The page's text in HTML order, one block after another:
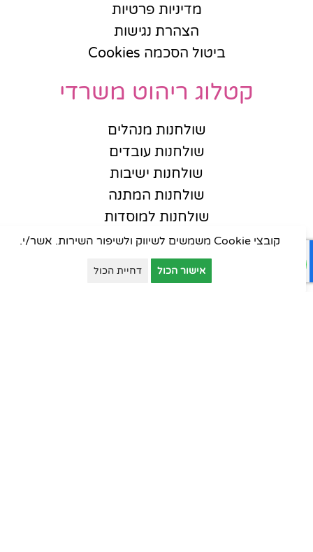
מדיניות פרטיות
הצהרת נגישות
ביטול הסכמה Cookies
קטלוג ריהוט משרדי
שולחנות מנהלים
שולחנות עובדים
שולחנות ישיבות
שולחנות המתנה
שולחנות למוסדות
כסאות מנהלים
כסאות עובדים
כסאות אורחים
קובצי Cookie משמשים לשיווק ולשיפור השירות. אשר/י.
אישור הכול דחיית הכול